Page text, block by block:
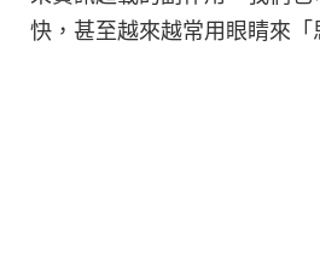
快，甚至越來越常用眼睛來「